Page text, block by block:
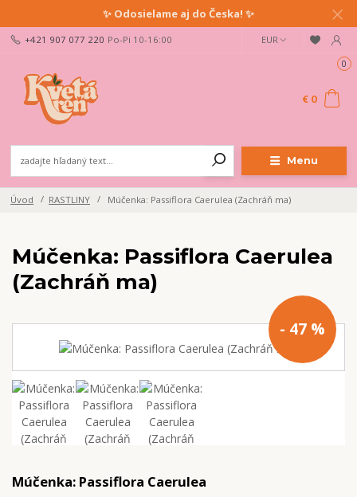
✨ Odosielame aj do Česka! ✨
Menu
EUR
+421 907 077 220 Po-Pi 10-16:00
0
€ 0
Úvod RASTLINY Múčenka: Passiflora Caerulea (Zachráň ma)
Múčenka: Passiflora Caerulea
(Zachráň ma)
- 47 %
Múčenka: Passiflora Caerulea